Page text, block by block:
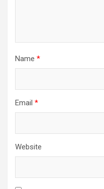
Name *
Email *
Website